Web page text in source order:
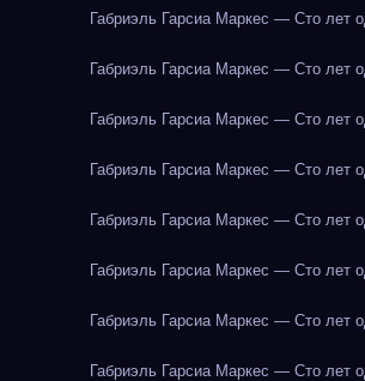
Габриэль Гарсиа Маркес — Сто лет
Габриэль Гарсиа Маркес — Сто лет
Габриэль Гарсиа Маркес — Сто лет
Габриэль Гарсиа Маркес — Сто лет
Габриэль Гарсиа Маркес — Сто лет
Габриэль Гарсиа Маркес — Сто лет
Габриэль Гарсиа Маркес — Сто лет
Габриэль Гарсиа Маркес — Сто лет